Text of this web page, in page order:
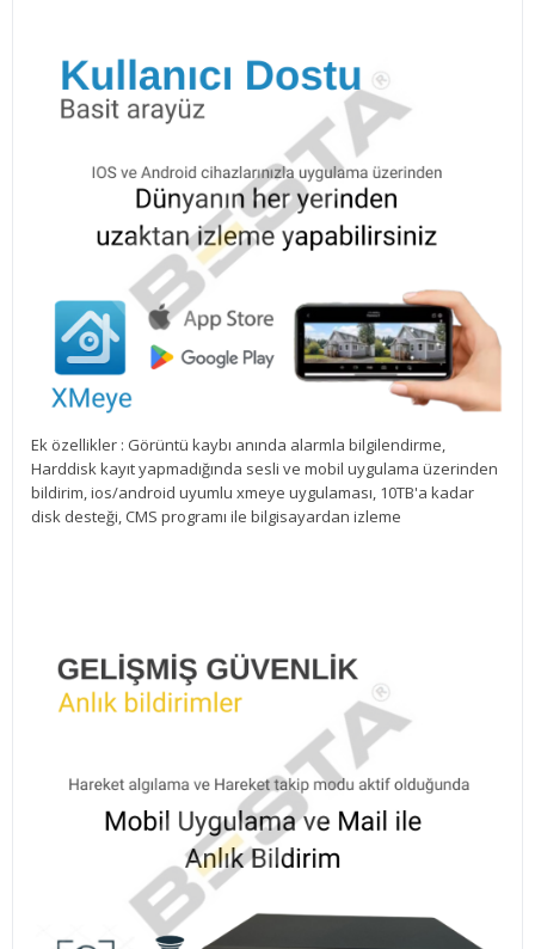
Ek özellikler : Görüntü kaybı anında alarmla bilgilendirme,
Harddisk kayıt yapmadığında sesli ve mobil uygulama üzerinden
bildirim, ios/android uyumlu xmeye uygulaması, 10TB'a kadar
disk desteği, CMS programı ile bilgisayardan izleme